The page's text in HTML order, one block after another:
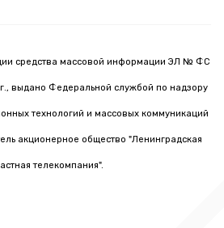
средства массовой информации ЭЛ № ФС
выдано Федеральной службой по надзору
технологий и массовых коммуникаций
акционерное общество "Ленинградская
телекомпания".